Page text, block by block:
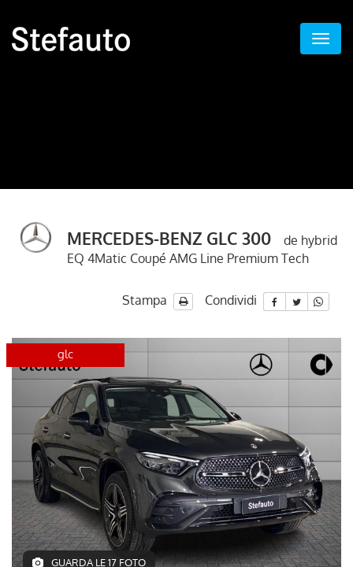
MERCEDES-BENZ GLC 300
de hybrid
EQ 4Matic Coupé AMG Line Premium Tech
Stampa Condividi
glc
GUARDA LE 17 FOTO